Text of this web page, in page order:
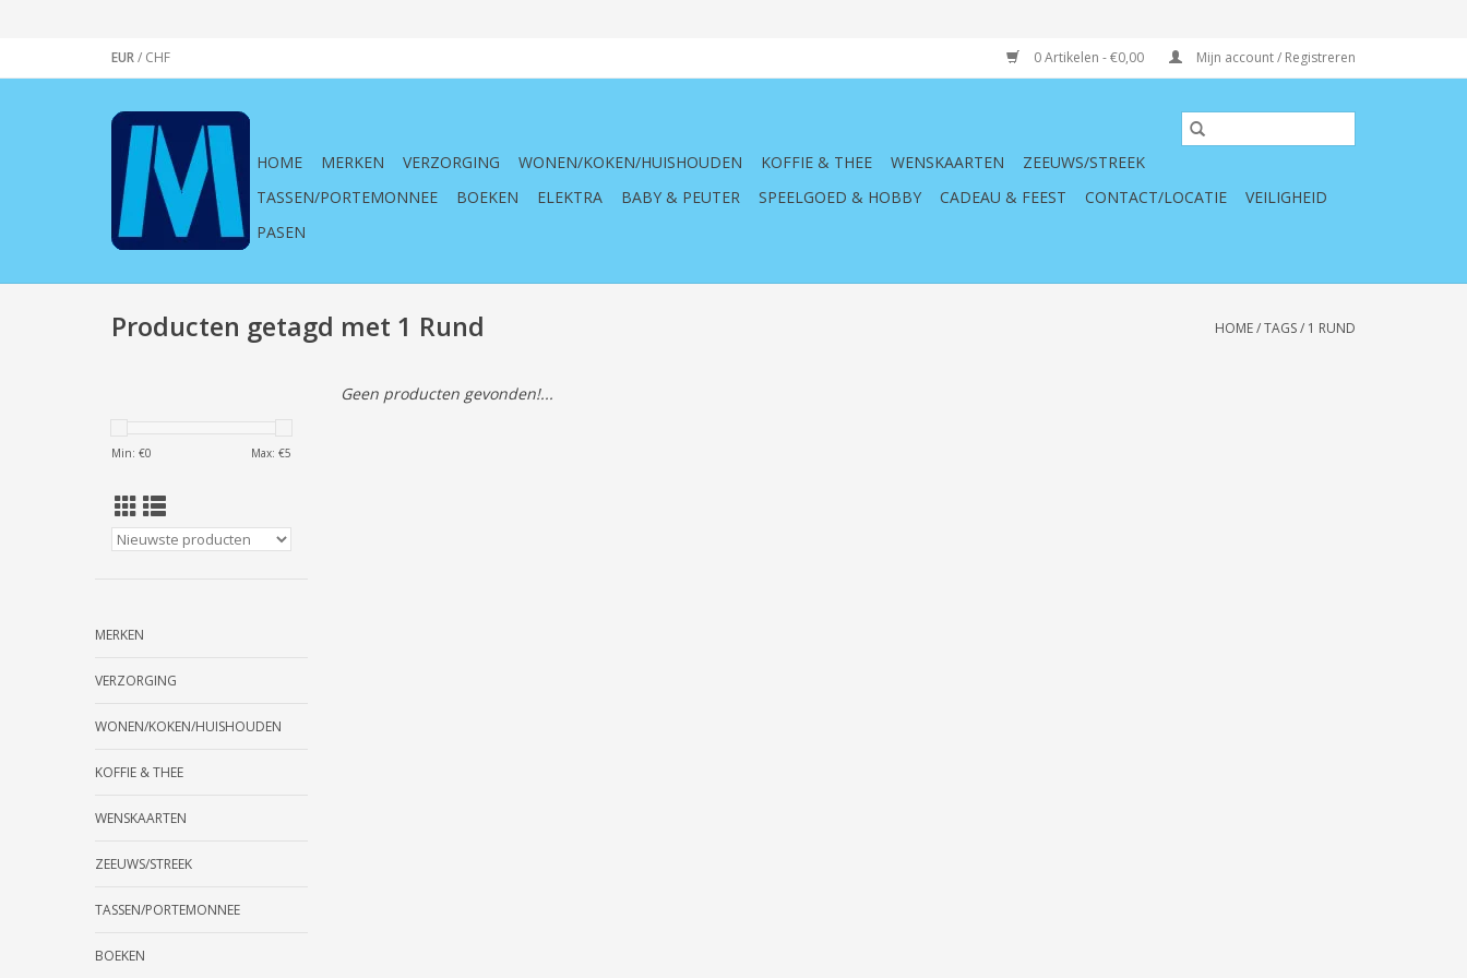
EUR/ CHF 0 Artikelen - €0,00 Mijn account / Registreren
HOME MERKEN VERZORGING WONEN/KOKEN/HUISHOUDEN KOFFIE & THEE WENSKAARTEN
ZEEUWS/STREEK
TASSEN/PORTEMONNEE
BOEKEN ELEKTRA BABY & PEUTER SPEELGOED & HOBBY CADEAU & FEEST CONTACT/LOCATIE
VEILIGHEID
PASEN
Producten getagd met 1 Rund HOME/TAGS/ 1 RUND
Min: €0 Max: €5
MERKEN
VERZORGING
WONEN/KOKEN/HUISHOUDEN
KOFFIE & THEE
WENSKAARTEN
ZEEUWS/STREEK
TASSEN/PORTEMONNEE
BOEKEN
Geen producten gevonden!...